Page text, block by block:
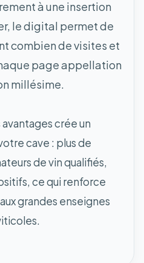
à une insertion
le digital permet de
combien de visites et
page appellation
millésime.
crée un
cave : plus de
de vin qualifiés,
ce qui renforce
grandes enseignes